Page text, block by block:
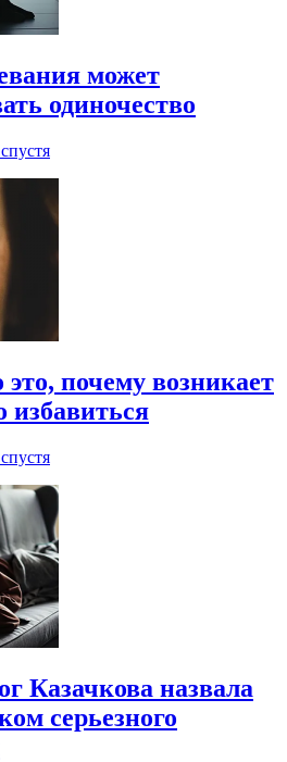
может
одиночество
это, почему возникает
избавиться
Казачкова назвала
серьезного